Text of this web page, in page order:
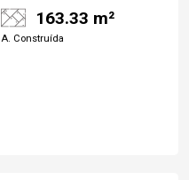
163.33 m²
A. Construída